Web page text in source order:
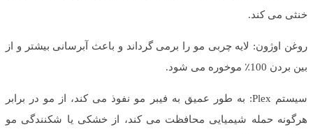
خنثی می کند.
روغن اوژون: لایه چربی مو را برمی گرداند و باعث آبرسانی بیشتر و از
بین بردن 100٪ موخوره می شود.
سیستم Plex: به طور عمیق به فیبر مو نفوذ می کند، از مو در برابر
هرگونه حمله شیمیایی محافظت می کند، از خشکی یا شکنندگی مو